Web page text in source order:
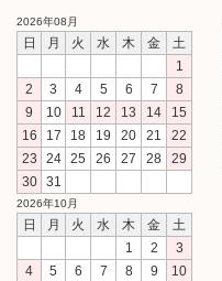
2026年08月
日 月 火 水 木 金
土
1
2
3 4 5 6 7
8
9
10 11 12 13 14
15
16
17 18 19 20 21
22
23
24 25 26 27 28
29
30
31
2026年10月
日 月 火 水 木 金
土
1
2
3
4
5 6 7 8 9 10